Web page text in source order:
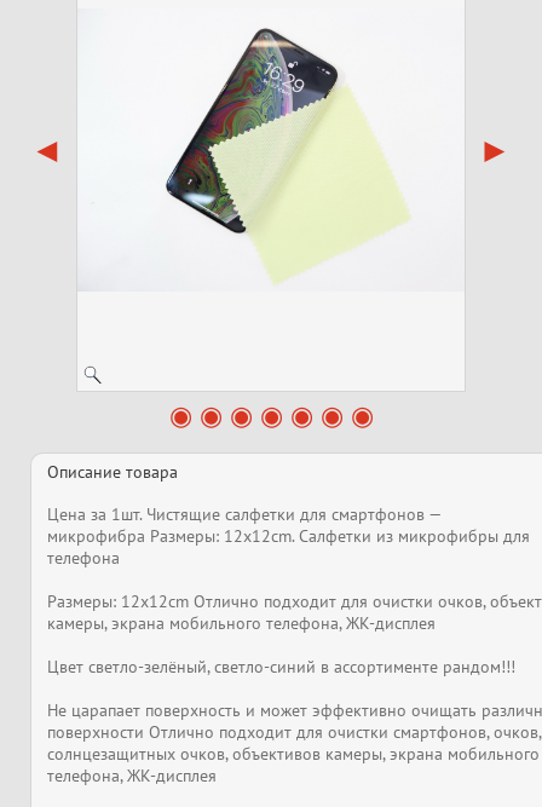
Описание товара
Цена за 1шт. Чистящие салфетки для смартфонов —
микрофибра Размеры: 12x12cm. Cалфетки из микрофибры для
телефона
Размеры: 12x12cm Отлично подходит для очистки очков,
камеры, экрана мобильного телефона, ЖК-дисплея
Цвет светло-зелёный, светло-синий в ассортименте рандом!!!
Не царапает поверхность и может эффективно очищать
поверхности Отлично подходит для очистки смартфонов, очков,
солнцезащитных очков, объективов камеры, экрана мобильного
телефона, ЖК-дисплея